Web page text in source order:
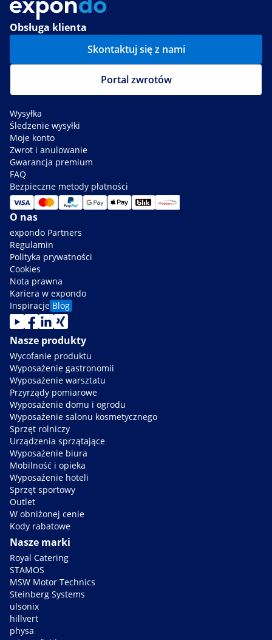
Obsługa klienta
Skontaktuj się z nami
Portal zwrotów
Wysyłka
Śledzenie wysyłki
Moje konto
Zwrot i anulowanie
Gwarancja premium
FAQ
Bezpieczne metody płatności
O nas
expondo Partners
Regulamin
Polityka prywatności
Cookies
Nota prawna
Kariera w expondo
Inspiracje Blog
Nasze produkty
Wycofanie produktu
Wyposażenie gastronomii
Wyposażenie warsztatu
Przyrządy pomiarowe
Wyposażenie domu i ogrodu
Wyposażenie salonu kosmetycznego
Sprzęt rolniczy
Urządzenia sprzątające
Wyposażenie biura
Mobilność i opieka
Wyposażenie hoteli
Sprzęt sportowy
Outlet
W obniżonej cenie
Kody rabatowe
Nasze marki
Royal Catering
STAMOS
MSW Motor Technics
Steinberg Systems
ulsonix
hillvert
physa